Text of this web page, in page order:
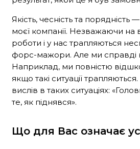
Якість, чесність та
моєї компанії. Незважаючи на
роботи і у нас трапляються
форс-мажори. Але ми справді
Наприклад, ми повністю
якщо такі ситуації
вислів в таких ситуаціях:
те, як піднявся».
Що для Вас означає